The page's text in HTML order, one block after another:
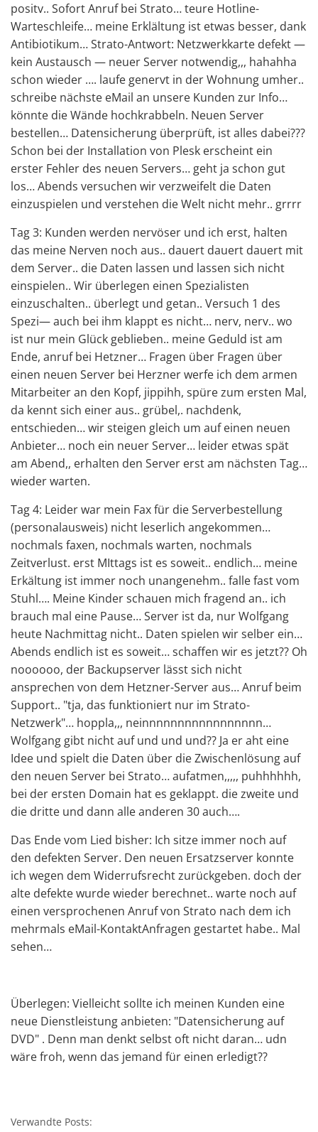
positv.. Sofort Anruf bei Strato… teure Hotline-
Warteschleife… meine Erklältung ist etwas besser, dank
Antibiotikum… Strato-Antwort: Netzwerkkarte defekt —
kein Austausch — neuer Server notwendig,,, hahahha
schon wieder …. laufe genervt in der Wohnung umher..
schreibe nächste eMail an unsere Kunden zur Info…
könnte die Wände hochkrabbeln. Neuen Server
bestellen… Datensicherung überprüft, ist alles dabei???
Schon bei der Installation von Plesk erscheint ein
erster Fehler des neuen Servers… geht ja schon gut
los… Abends versuchen wir verzweifelt die Daten
einzuspielen und verstehen die Welt nicht mehr.. grrrr
Tag 3: Kunden werden nervöser und ich erst, halten
das meine Nerven noch aus.. dauert dauert dauert mit
dem Server.. die Daten lassen und lassen sich nicht
einspielen.. Wir überlegen einen Spezialisten
einzuschalten.. überlegt und getan.. Versuch 1 des
Spezi— auch bei ihm klappt es nicht… nerv, nerv.. wo
ist nur mein Glück geblieben.. meine Geduld ist am
Ende, anruf bei Hetzner… Fragen über Fragen über
einen neuen Server bei Herzner werfe ich dem armen
Mitarbeiter an den Kopf, jippihh, spüre zum ersten Mal,
da kennt sich einer aus.. grübel,. nachdenk,
entschieden… wir steigen gleich um auf einen neuen
Anbieter… noch ein neuer Server… leider etwas spät
am Abend,, erhalten den Server erst am nächsten Tag…
wieder warten.
Tag 4: Leider war mein Fax für die Serverbestellung
(personalausweis) nicht leserlich angekommen…
nochmals faxen, nochmals warten, nochmals
Zeitverlust. erst MIttags ist es soweit.. endlich… meine
Erkältung ist immer noch unangenehm.. falle fast vom
Stuhl…. Meine Kinder schauen mich fragend an.. ich
brauch mal eine Pause… Server ist da, nur Wolfgang
heute Nachmittag nicht.. Daten spielen wir selber ein…
Abends endlich ist es soweit… schaffen wir es jetzt?? Oh
noooooo, der Backupserver lässt sich nicht
ansprechen von dem Hetzner-Server aus… Anruf beim
Support.. "tja, das funktioniert nur im Strato-
Netzwerk"… hoppla,,, neinnnnnnnnnnnnnnnnn…
Wolfgang gibt nicht auf und und und?? Ja er aht eine
Idee und spielt die Daten über die Zwischenlösung auf
den neuen Server bei Strato… aufatmen,,,,, puhhhhhh,
bei der ersten Domain hat es geklappt. die zweite und
die dritte und dann alle anderen 30 auch….
Das Ende vom Lied bisher: Ich sitze immer noch auf
den defekten Server. Den neuen Ersatzserver konnte
ich wegen dem Widerrufsrecht zurückgeben. doch der
alte defekte wurde wieder berechnet.. warte noch auf
einen versprochenen Anruf von Strato nach dem ich
mehrmals eMail-KontaktAnfragen gestartet habe.. Mal
sehen…
Überlegen: Vielleicht sollte ich meinen Kunden eine
neue Dienstleistung anbieten: "Datensicherung auf
DVD" . Denn man denkt selbst oft nicht daran… udn
wäre froh, wenn das jemand für einen erledigt??
Verwandte Posts: